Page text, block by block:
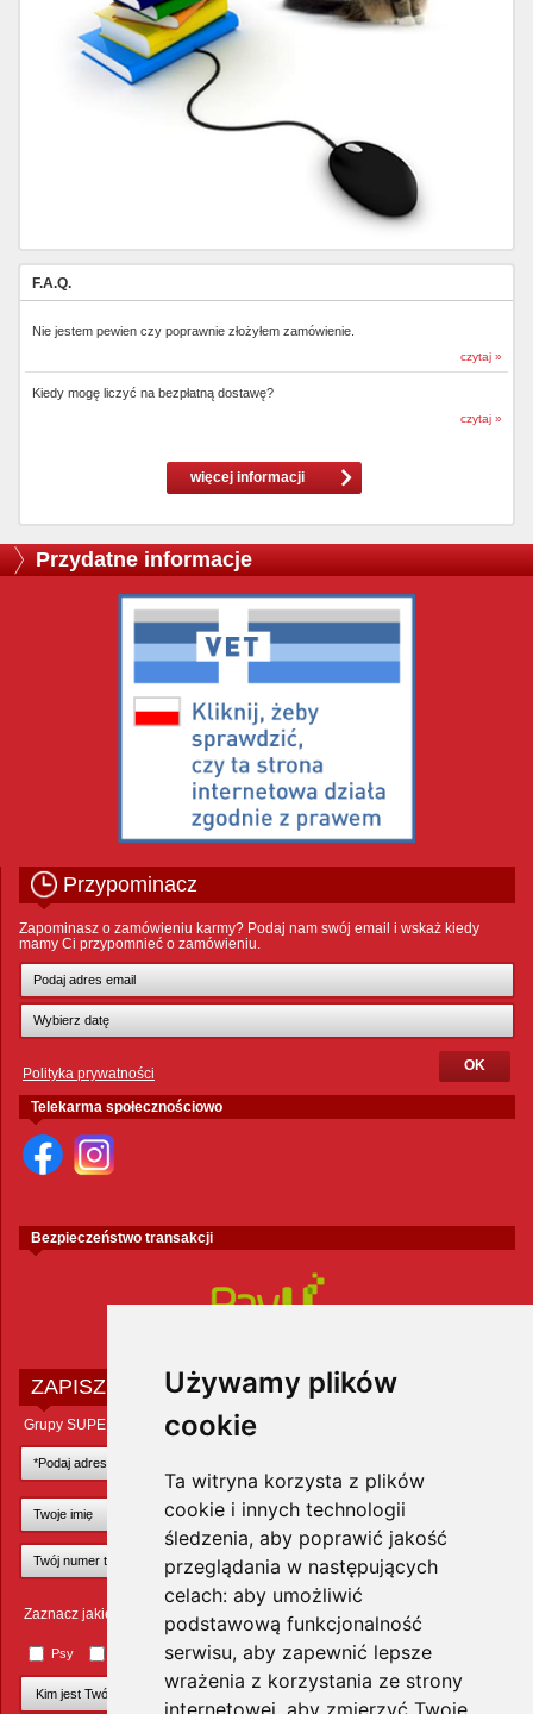
Używamy plików
cookie
Ta witryna korzysta z plików
cookie i innych technologii
śledzenia, aby poprawić jakość
przeglądania w następujących
celach: aby umożliwić
podstawową funkcjonalność
serwisu, aby zapewnić lepsze
wrażenia z korzystania ze strony
internetowej aby zmierzyć Twoje
F.A.Q.
Nie jestem pewien czy poprawnie złożyłem zamówienie.
czytaj »
Kiedy mogę liczyć na bezpłatną dostawę?
czytaj »
więcej informacji
Przydatne informacje
Przypominacz
Zapominasz o zamówieniu karmy? Podaj nam swój email i wskaż kiedy
mamy Ci przypomnieć o zamówieniu.
Polityka prywatności
Telekarma społecznościowo
Bezpieczeństwo transakcji
ZAPISZ SIĘ DO NEWSLETTERA
Grupy SUPER ZOO POLAND Sp. z o.o.
Zaznacz jakie zwierzęta Cię interesują
Psy Małe ssaki Ptaki Inne zwierzęta